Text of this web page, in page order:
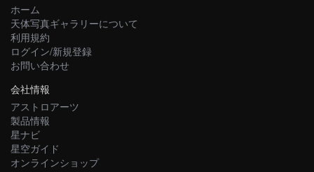
ホーム
天体写真ギャラリーについて
利用規約
ログイン/新規登録
お問い合わせ
会社情報
アストロアーツ
製品情報
星ナビ
星空ガイド
オンラインショップ